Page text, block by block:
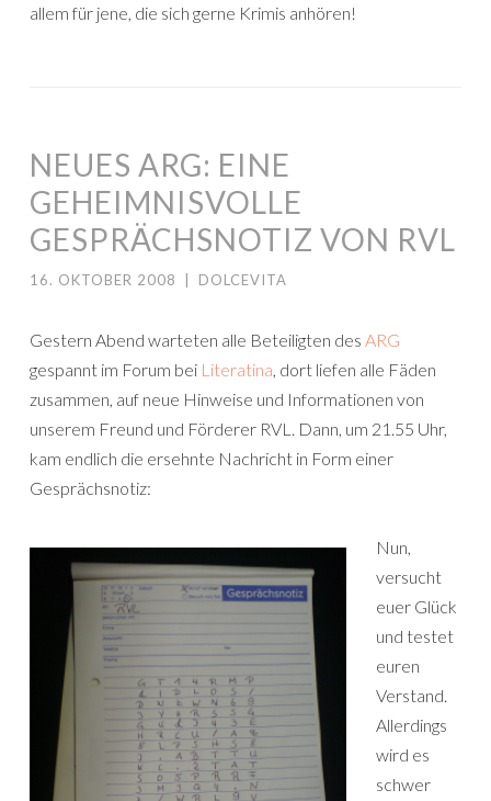
allem für jene, die sich gerne Krimis anhören!
NEUES ARG: EINE
GEHEIMNISVOLLE
GESPRÄCHSNOTIZ VON RVL
16. OKTOBER 2008 DOLCEVITA
Gestern Abend warteten alle Beteiligten des ARG
gespannt im Forum bei Literatina , dort liefen alle Fäden
zusammen, auf neue Hinweise und Informationen von
unserem Freund und Förderer RVL. Dann, um 21.55 Uhr,
kam endlich die ersehnte Nachricht in Form einer
Gesprächsnotiz:
Nun,
versucht
euer Glück
und testet
euren
Verstand.
Allerdings
wird es
schwer